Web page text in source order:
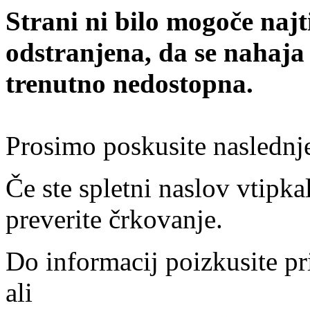
Strani ni bilo mogoče
odstranjena, da se
trenutno nedostopna.
Prosimo poskusite
Če ste spletni naslov
preverite črkovanje.
Do informacij poizkusite
ali